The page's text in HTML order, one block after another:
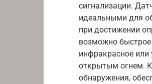
сигнализации.
идеальными для
при достижении
возможно
инфракрасное
открытым огнем.
обнаружения,